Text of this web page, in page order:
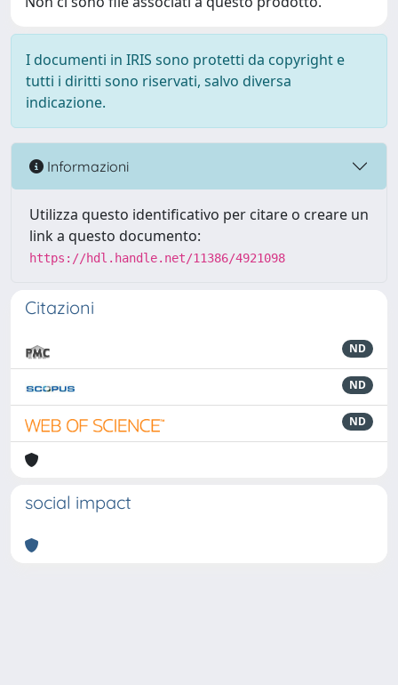
I documenti in IRIS sono protetti da copyright e
tutti i diritti sono riservati, salvo diversa
indicazione.
Informazioni
Utilizza questo identificativo per citare o creare un
link a questo documento:
https://hdl.handle.net/11386/4921098
Citazioni
ND
ND
ND
social impact